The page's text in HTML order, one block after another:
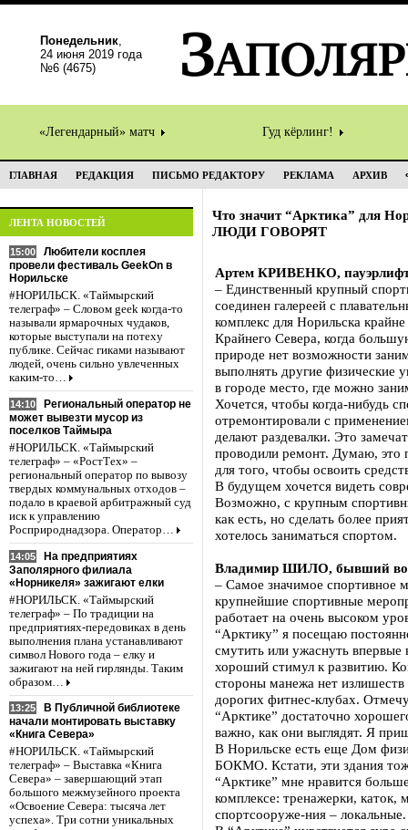
Понедельник,
24 июня 2019 года
№6 (4675)
«Легендарный» матч Гуд кёрлинг!
ГЛАВНАЯ РЕДАКЦИЯ ПИСЬМО РЕДАКТОРУ РЕКЛАМА АРХИВ
ЛЕНТА НОВОСТЕЙ
15:00
Любители косплея
провели фестиваль GeekOn в
Норильске
#НОРИЛЬСК. «Таймырский
телеграф» – Словом geek когда-то
называли ярмарочных чудаков,
которые выступали на потеху
публике. Сейчас гиками называют
людей, очень сильно увлеченных
каким-то…
14:10
Региональный оператор не
может вывезти мусор из
поселков Таймыра
#НОРИЛЬСК. «Таймырский
телеграф» – «РостТех» –
региональный оператор по вывозу
твердых коммунальных отходов –
подало в краевой арбитражный суд
иск к управлению
Росприроднадзора. Оператор…
14:05
На предприятиях
Заполярного филиала
«Норникеля» зажигают елки
#НОРИЛЬСК. «Таймырский
телеграф» – По традиции на
предприятиях-передовиках в день
выполнения плана устанавливают
символ Нового года – елку и
зажигают на ней гирлянды. Таким
образом…
13:25
В Публичной библиотеке
начали монтировать выставку
«Книга Севера»
#НОРИЛЬСК. «Таймырский
телеграф» – Выставка «Книга
Севера» – завершающий этап
большого межмузейного проекта
«Освоение Севера: тысяча лет
успеха». Три сотни уникальных
Что значит “Арктика” для
ЛЮДИ ГОВОРЯТ
Артем КРИВЕНКО,
– Единственный крупный
соединен галереей с
комплекс для Норильска
Крайнего Севера, когда
природе нет возможности
выполнять другие физические
в городе место, где можно
Хочется, чтобы когда-нибудь
отремонтировали с
делают раздевалки. Это
проводили ремонт. Думаю, это
для того, чтобы освоить
В будущем хочется видеть
Возможно, с крупным
как есть, но сделать более
хотелось заниматься спортом.
Владимир ШИЛО, бывший
– Самое значимое спортивное
крупнейшие спортивные
работает на очень высоком
“Арктику” я посещаю
смутить или ужаснуть
хороший стимул к развитию.
стороны манежа нет
дорогих фитнес-клубах.
“Арктике” достаточно
важно, как они выглядят. Я
В Норильске есть еще Дом
БОКМО. Кстати, эти здания
“Арктике” мне нравится
комплексе: тренажерки,
спортсооруже-ния – локальные.